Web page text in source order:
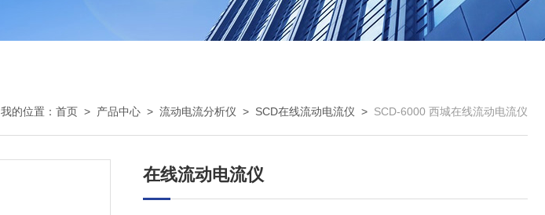
我的位置： 首页 > 产品中心 > 流动电流分析仪 > SCD在线流动电流仪 > SCD-6000 西城在线流动电流仪
在线流动电流仪